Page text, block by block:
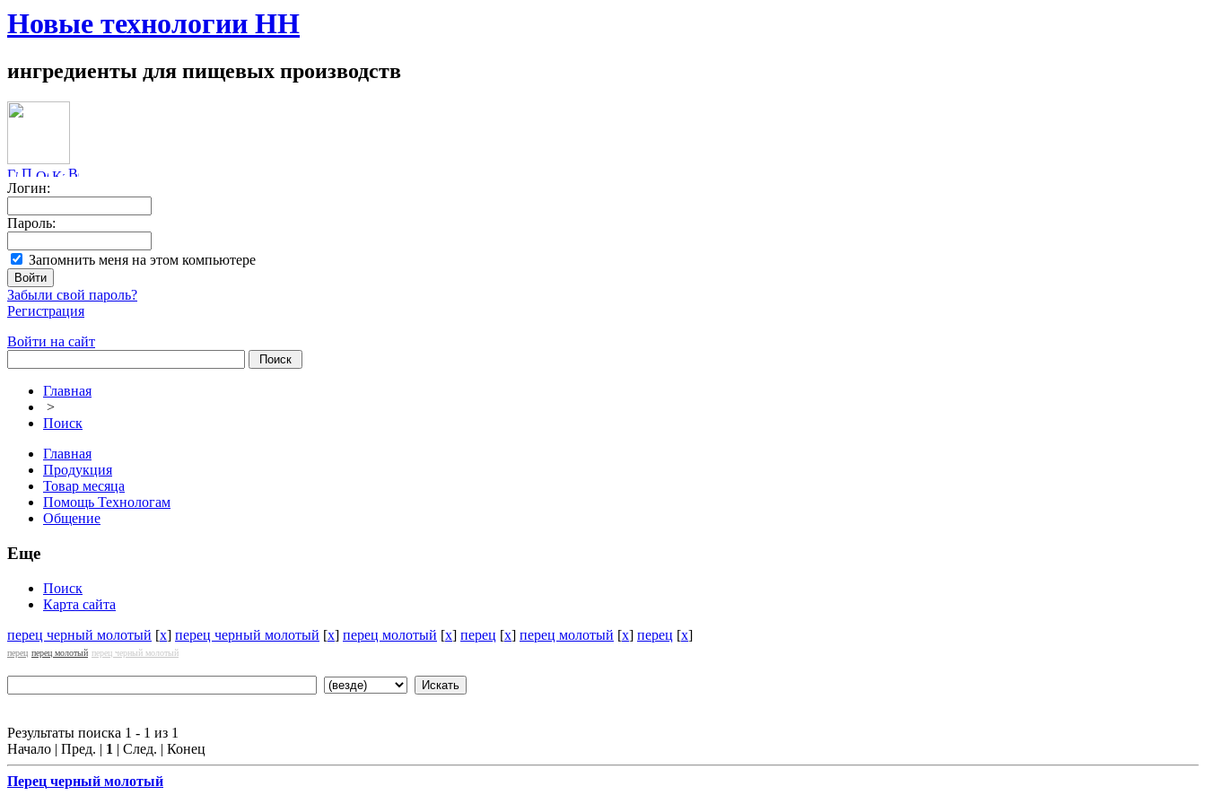
Новые технологии НН
ингредиенты для пищевых производств
Логин:
Пароль:
Запомнить меня на этом компьютере
Забыли свой пароль?
Регистрация
Войти на сайт
Главная
>
Поиск
Главная
Продукция
Товар месяца
Помощь Технологам
Общение
Еще
Поиск
Карта сайта
перец черный молотый [x] перец черный молотый [x] перец молотый [x] перец [x] перец молотый [x] перец [x]
перец перец молотый перец черный молотый
Результаты поиска 1 - 1 из 1
Начало | Пред. | 1 | След. | Конец
Перец черный молотый